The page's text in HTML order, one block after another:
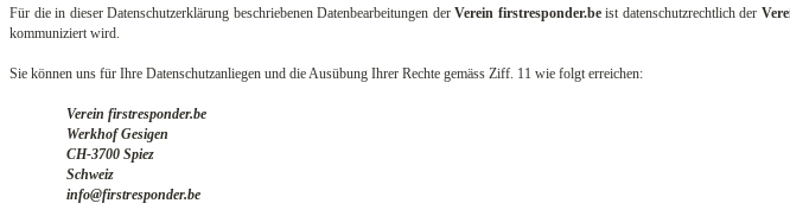
Für die in dieser Datenschutzerklärung beschriebenen Datenbearbeitungen derVerein firstresponder.beist datenschutzrechtlich der
kommuniziert wird.
Sie können uns für Ihre Datenschutzanliegen und die Ausübung Ihrer Rechte gemäss Ziff. 11 wie folgt erreichen:
Verein firstresponder.be
Werkhof Gesigen
CH-3700 Spiez
Schweiz
info@firstresponder.be